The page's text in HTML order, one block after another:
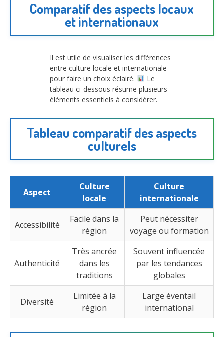
Comparatif des aspects locaux
et internationaux
Il est utile de visualiser les différences
entre culture locale et internationale
pour faire un choix éclairé.
Le
tableau ci-dessous résume plusieurs
éléments essentiels à considérer.
Tableau comparatif des aspects
culturels
Aspect
Culture
locale
Culture
internationale
Accessibilité
Facile dans la
région
Peut nécessiter
voyage ou formation
Authenticité
Très ancrée
dans les
traditions
Souvent influencée
par les tendances
globales
Diversité
Limitée à la
région
Large éventail
international